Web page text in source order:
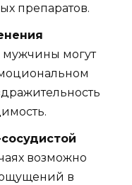
препаратов.
мужчины могут
возможно
в